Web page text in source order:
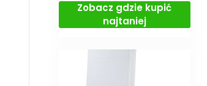
Zobacz gdzie kupić
najtaniej